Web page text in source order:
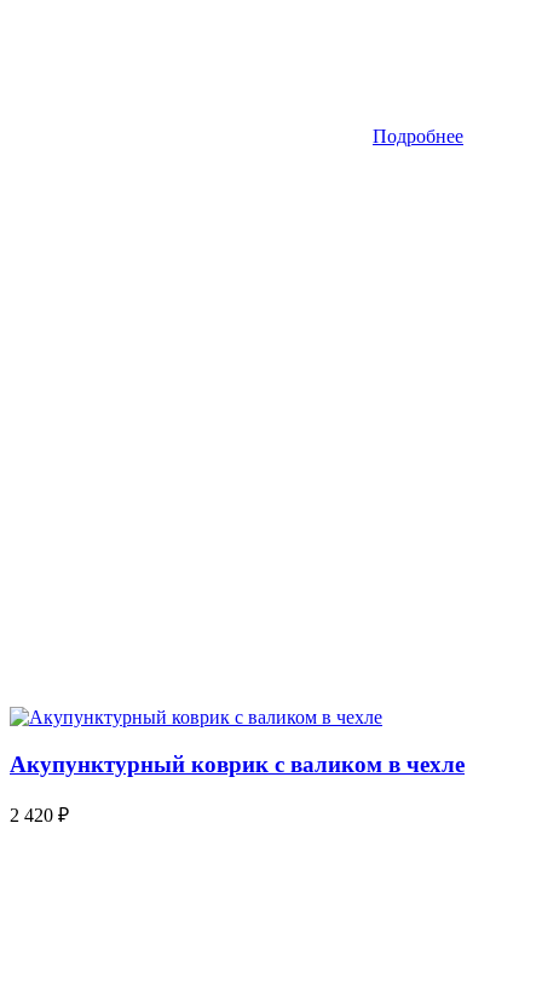
Подробнее
Акупунктурный коврик с валиком в чехле
2 420 ₽